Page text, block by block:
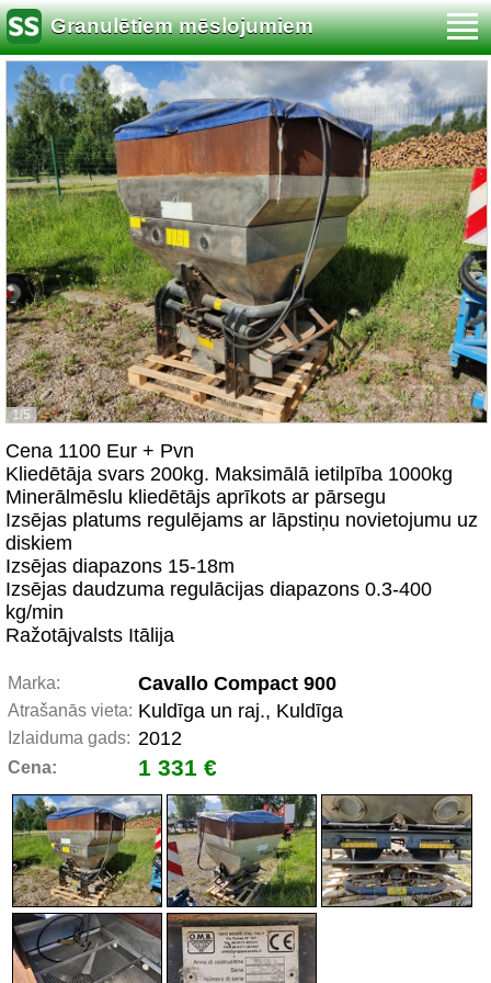
Granulētiem mēslojumiem
1/5
Cena 1100 Eur + Pvn
Kliedētāja svars 200kg. Maksimālā ietilpība 1000kg
Minerālmēslu kliedētājs aprīkots ar pārsegu
Izsējas platums regulējams ar lāpstiņu novietojumu uz
diskiem
Izsējas diapazons 15-18m
Izsējas daudzuma regulācijas diapazons 0.3-400
kg/min
Ražotājvalsts Itālija
Marka: Cavallo Compact 900
Atrašanās vieta: Kuldīga un raj., Kuldīga
Izlaiduma gads: 2012
Cena: 1 331 €